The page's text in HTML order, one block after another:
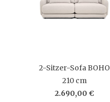
2-Sitzer-Sofa BOHO
210 cm
2.690,00 €